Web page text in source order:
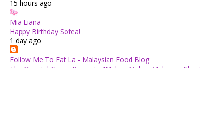
15 hours ago
Mia Liana
Happy Birthday Sofea!
1 day ago
Follow Me To Eat La - Malaysian Food Blog
The Oriental Group Presents "Makan Makan Malaysia: Chapter